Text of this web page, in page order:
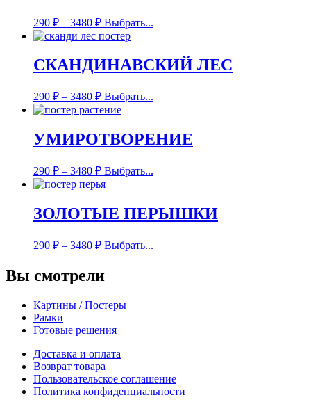
290 ₽ – 3480 ₽ Выбрать...
СКАНДИНАВСКИЙ ЛЕС
290 ₽ – 3480 ₽ Выбрать...
УМИРОТВОРЕНИЕ
290 ₽ – 3480 ₽ Выбрать...
ЗОЛОТЫЕ ПЕРЫШКИ
290 ₽ – 3480 ₽ Выбрать...
Вы смотрели
Картины / Постеры
Рамки
Готовые решения
Доставка и оплата
Возврат товара
Пользовательское соглашение
Политика конфиденциальности